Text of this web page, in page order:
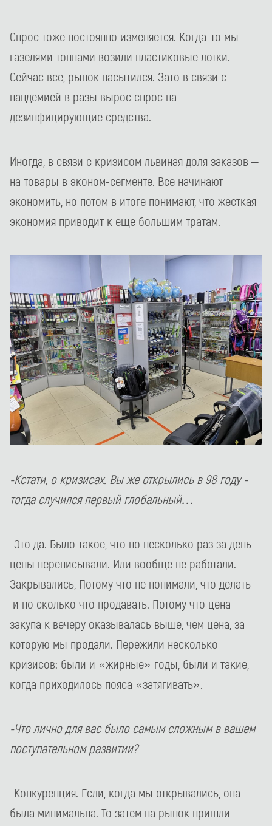
Спрос тоже постоянно изменяется. Когда-то мы
газелями тоннами возили пластиковые лотки.
Сейчас все, рынок насытился. Зато в связи с
пандемией в разы вырос спрос на
дезинфицирующие средства.
Иногда, в связи с кризисом львиная доля заказов –
на товары в эконом-сегменте. Все начинают
экономить, но потом в итоге понимают, что жесткая
экономия приводит к еще большим тратам.
-Кстати, о кризисах. Вы же открылись в 98 году -
тогда случился первый глобальный…
-Это да. Было такое, что по несколько раз за день
цены переписывали. Или вообще не работали.
Закрывались, Потому что не понимали, что делать
и по сколько что продавать. Потому что цена
закупа к вечеру оказывалась выше, чем цена, за
которую мы продали. Пережили несколько
кризисов: были и «жирные» годы, были и такие,
когда приходилось пояса «затягивать».
-Что лично для вас было самым сложным в вашем
поступательном развитии?
-Конкуренция. Если, когда мы открывались, она
была минимальна. То затем на рынок пришли